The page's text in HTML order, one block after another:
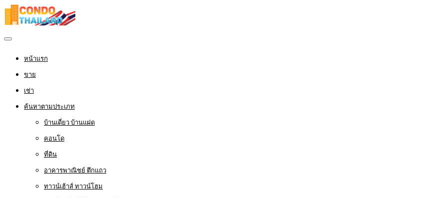
หน้าแรก
ขาย
เช่า
ค้นหาตามประเภท
บ้านเดี่ยว บ้านแฝด
คอนโด
ที่ดิน
อาคารพาณิชย์ ตึกแถว
ทาวน์เฮ้าส์ ทาวน์โฮม